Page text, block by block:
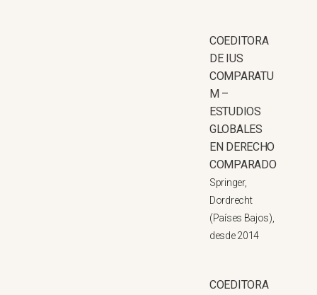
COEDITORA
DE IUS
COMPARATU
M –
ESTUDIOS
GLOBALES
EN DERECHO
COMPARADO
Springer,
Dordrecht
(Países Bajos),
desde 2014
COEDITORA